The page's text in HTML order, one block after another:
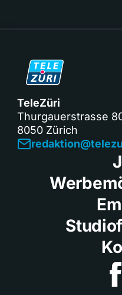
TeleZüri
Thurgauerstrasse
8050 Zürich